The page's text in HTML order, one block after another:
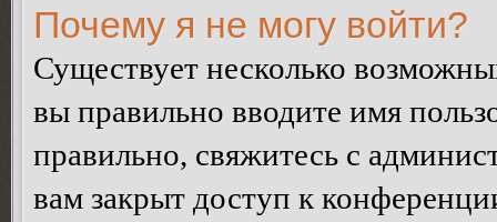
Почему я не могу войти?
Существует несколько
вы правильно вводите имя
правильно, свяжитесь с
вам закрыт доступ к